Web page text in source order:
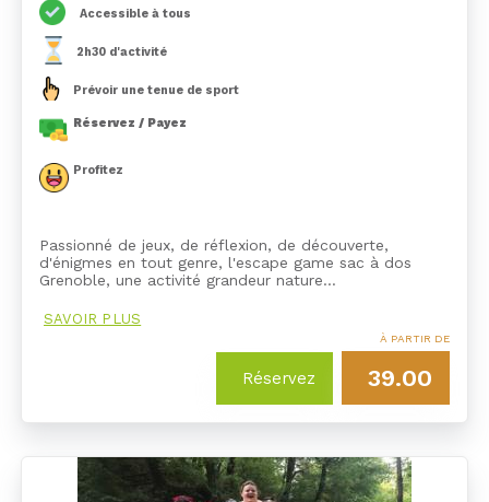
Accessible à tous
2h30 d'activité
Prévoir une tenue de sport
Réservez / Payez
Profitez
Passionné de jeux, de réflexion, de découverte,
d'énigmes en tout genre, l'escape game sac à dos
Grenoble, une activité grandeur nature…
SAVOIR PLUS
Réservez
À PARTIR DE
39.00